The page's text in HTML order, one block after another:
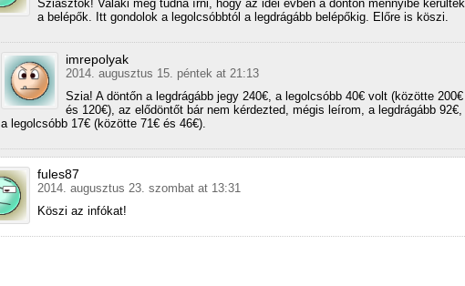
Sziasztok! Valaki meg tudná írni, hogy az idei évben a döntőn mennyibe kerültek
a belépők. Itt gondolok a legolcsóbbtól a legdrágább belépőkig. Előre is köszi.
imrepolyak
2014. augusztus 15. péntek at 21:13
Szia! A döntőn a legdrágább jegy 240€, a legolcsóbb 40€ volt (közötte 200€
és 120€), az elődöntőt bár nem kérdezted, mégis leírom, a legdrágább 92€,
a legolcsóbb 17€ (közötte 71€ és 46€).
fules87
2014. augusztus 23. szombat at 13:31
Köszi az infókat!